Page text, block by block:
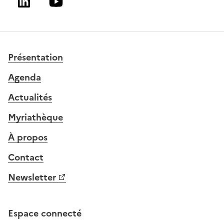
LinkedinYoutube
Présentation
Agenda
Actualités
Myriathèque
À propos
Contact
Newsletter
Espace connecté